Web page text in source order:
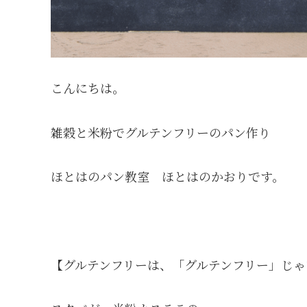
こんにちは。
雑穀と米粉でグルテンフリーのパン作り
ほとはのパン教室 ほとはのかおりです。
【グルテンフリーは、「グルテンフリー」じ